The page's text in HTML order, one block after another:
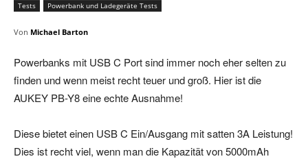
Tests Powerbank und Ladegeräte Tests
Von Michael Barton
Powerbanks mit USB C Port sind immer noch eher selten zu
finden und wenn meist recht teuer und groß. Hier ist die
AUKEY PB-Y8 eine echte Ausnahme!
Diese bietet einen USB C Ein/Ausgang mit satten 3A Leistung!
Dies ist recht viel, wenn man die Kapazität von 5000mAh